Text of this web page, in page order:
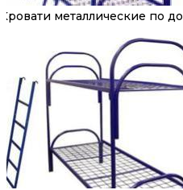
Кровати металлические по